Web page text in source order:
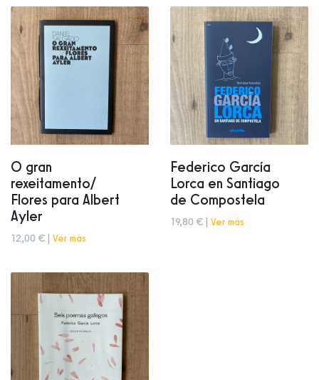
O gran
rexeitamento/
Flores para Albert
Ayler
12,00 € | Ver más
Federico García
Lorca en Santiago
de Compostela
19,80 € | Ver más